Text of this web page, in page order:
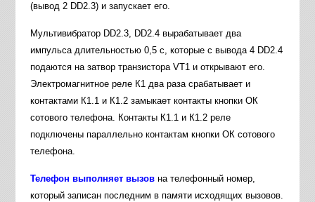
(вывод 2 DD2.3) и запускает его.
Мультивибратор DD2.3, DD2.4 вырабатывает два
импульса длительностью 0,5 с, которые с вывода 4 DD2.4
подаются на затвор транзистора VT1 и открывают его.
Электромагнитное реле К1 два раза срабатывает и
контактами К1.1 и К1.2 замыкает контакты кнопки ОК
сотового телефона. Контакты К1.1 и К1.2 реле
подключены параллельно контактам кнопки ОК сотового
телефона.
Телефон выполняет вызовна телефонный номер,
который записан последним в памяти исходящих вызовов.